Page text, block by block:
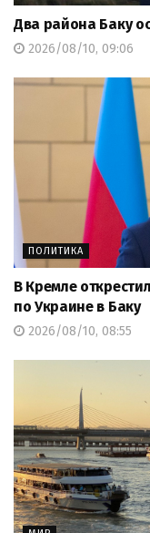
Два района Баку
2026/08/10, 09:06
ПОЛИТИКА
В Кремле
по Украине в Баку
2026/08/10, 08:55